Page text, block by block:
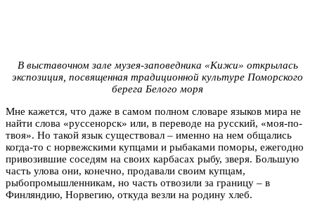
В выставочном зале музея-заповедника «Кижи» открылась
экспозиция, посвященная традиционной культуре Поморского
берега Белого моря
Мне кажется, что даже в самом полном словаре языков мира не
найти слова «руссенорск» или, в переводе на русский, «моя-по-
твоя». Но такой язык существовал – именно на нем общались
когда-то с норвежскими купцами и рыбаками поморы, ежегодно
привозившие соседям на своих карбасах рыбу, зверя. Большую
часть улова они, конечно, продавали своим купцам,
рыбопромышленникам, но часть отвозили за границу – в
Финляндию, Норвегию, откуда везли на родину хлеб.